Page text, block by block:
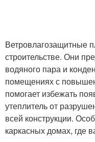
Ветровлагозащитные
строительстве. Они
водяного пара и
помещениях с
помогает избежать
утеплитель от
всей конструкции.
каркасных домах, где